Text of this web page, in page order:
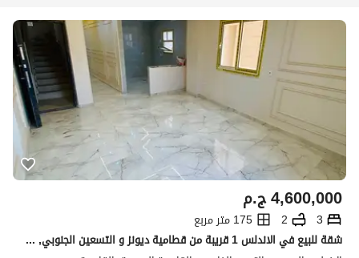
ج.م4,600,000
3
2
175 متر مربع
شقة للبيع في الاندلس 1 قريبة من قطامية ديونز و التسعين الجنوبي, دور اول, مساحة 175 متر ,3 غرف و2 حمام تشطيب مودرن 4.6 مليون